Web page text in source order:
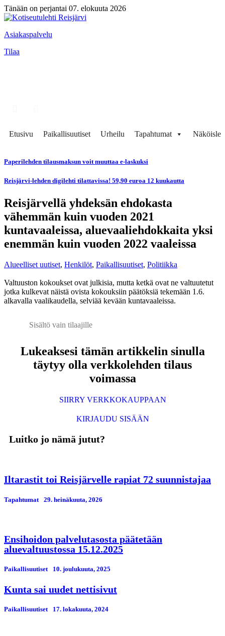
Tänään on perjantai 07. elokuuta 2026
Asiakaspalvelu
Tilaa
Etusivu Paikallisuutiset Urheilu Tapahtumat
Paperilehden tilausmaksun voit muuttaa e-laskuksi
Reisjärvi-lehden digilehti tilattavissa! 59,90 euroa 12 kuukautta
Reisjärvellä yhdeksän ehdokasta
vähemmän kuin vuoden 2021
kuntavaaleissa, aluevaaliehdokkaita yksi
enemmän kuin vuoden 2022 vaaleissa
Alueelliset uutiset, Henkilöt, Paikallisuutiset, Politiikka
Valtuuston kokoukset ovat julkisia, mutta ketkä ovat ne valtuutetut
jotka kulkevat näistä ovista kokouksiin päätöksiä tekemään 1.6.
alkavalla vaalikaudella, selviää kevään kuntavaaleissa.
Sisältö vain tilaajille
Lukeaksesi tämän artikkelin sinulla
täytyy olla verkkolehden tilaus
voimassa
SIIRRY VERKKOKAUPPAAN
KIRJAUDU SISÄÄN
Luitko jo nämä jutut?
Iltarastit toi Reisjärvelle rapiat 72 suunnistajaa
Tapahtumat 29. heinäkuuta, 2026
Ensihoidon palvelutasosta päätetään
aluevaltuustossa 15.12.2025
Paikallisuutiset 10. јoulukuuta, 2025
Kunta sai uudet nettisivut
Paikallisuutiset 17. lokakuuta, 2024